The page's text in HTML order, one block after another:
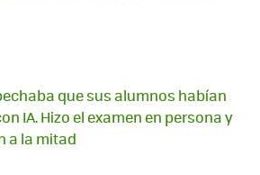
que sus alumnos habían
IA. Hizo el examen en persona y
a la mitad